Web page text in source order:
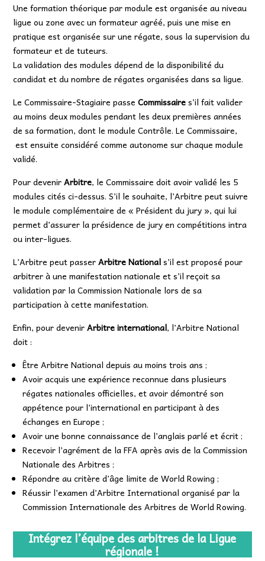
Une formation théorique par module est organisée au niveau
ligue ou zone avec un formateur agréé, puis une mise en
pratique est organisée sur une régate, sous la supervision du
formateur et de tuteurs.
La validation des modules dépend de la disponibilité du
candidat et du nombre de régates organisées dans sa ligue.
Le Commissaire-Stagiaire passeCommissaires’il fait valider
au moins deux modules pendant les deux premières années
de sa formation, dont le module Contrôle. Le Commissaire,
est ensuite considéré comme autonome sur chaque module
validé.
Pour devenirArbitre, le Commissaire doit avoir validé les 5
modules cités ci-dessus. S’il le souhaite, l’Arbitre peut suivre
le module complémentaire de « Président du jury », qui lui
permet d’assurer la présidence de jury en compétitions intra
ou inter-ligues.
L’Arbitre peut passerArbitre Nationals’il est proposé pour
arbitrer à une manifestation nationale et s’il reçoit sa
validation par la Commission Nationale lors de sa
participation à cette manifestation.
Enfin, pour devenirArbitre international, l’Arbitre National
doit :
Être Arbitre National depuis au moins trois ans ;
Avoir acquis une expérience reconnue dans plusieurs
régates nationales officielles, et avoir démontré son
appétence pour l’international en participant à des
échanges en Europe ;
Avoir une bonne connaissance de l’anglais parlé et écrit ;
Recevoir l’agrément de la FFA après avis de la Commission
Nationale des Arbitres ;
Répondre au critère d’âge limite de World Rowing ;
Réussir l’examen d’Arbitre International organisé par la
Commission Internationale des Arbitres de World Rowing.
Intégrez l’équipe des arbitres de la Ligue
régionale !